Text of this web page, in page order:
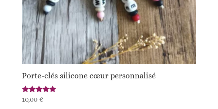
Porte-clés silicone cœur personnalisé
Note
5.00
10,00 €